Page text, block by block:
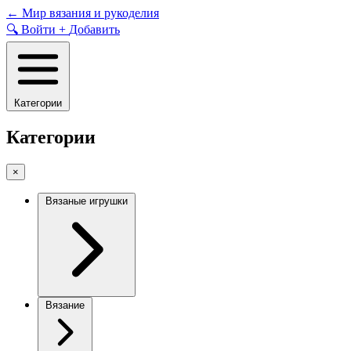
Skip
to
content
← Мир вязания и рукоделия
🔍 Войти + Добавить
Категории
Категории
×
Вязаные игрушки
Вязание